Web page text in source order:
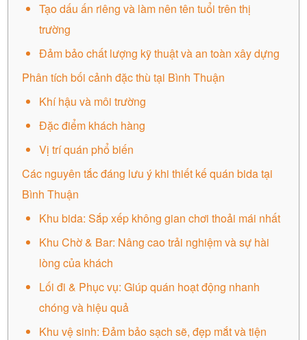
Tạo dấu ấn riêng và làm nên tên tuổi trên thị
trường
Đảm bảo chất lượng kỹ thuật và an toàn xây dựng
Phân tích bối cảnh đặc thù tại Bình Thuận
Khí hậu và môi trường
Đặc điểm khách hàng
Vị trí quán phổ biến
Các nguyên tắc đáng lưu ý khi thiết kế quán bida tại
Bình Thuận
Khu bida: Sắp xếp không gian chơi thoải mái nhất
Khu Chờ & Bar: Nâng cao trải nghiệm và sự hài
lòng của khách
Lối đi & Phục vụ: Giúp quán hoạt động nhanh
chóng và hiệu quả
Khu vệ sinh: Đảm bảo sạch sẽ, đẹp mắt và tiện